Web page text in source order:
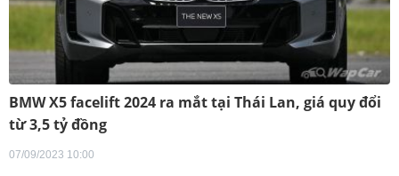
BMW X5 facelift 2024 ra mắt tại Thái Lan, giá quy đổi
từ 3,5 tỷ đồng
07/09/2023 10:00